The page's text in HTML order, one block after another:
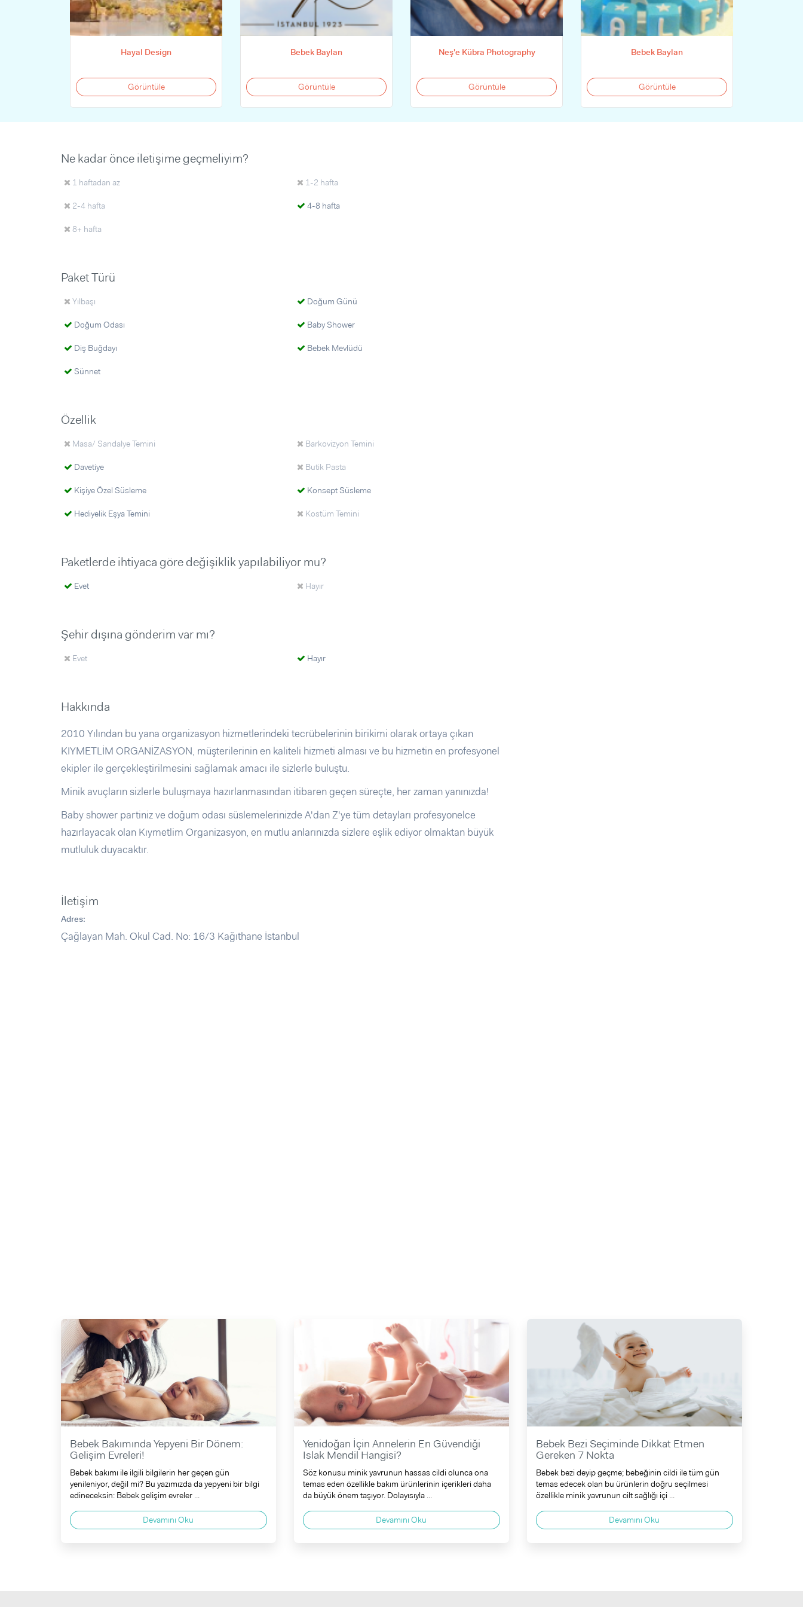
Hayal Design
Görüntüle
Bebek Baylan
Görüntüle
Neş'e Kübra Photography
Görüntüle
Bebek Baylan
Görüntüle
Ne kadar önce iletişime geçmeliyim?
1 haftadan az 1-2 hafta
2-4 hafta 4-8 hafta
8+ hafta
Paket Türü
Yılbaşı Doğum Günü
Doğum Odası Baby Shower
Diş Buğdayı Bebek Mevlüdü
Sünnet
Özellik
Masa/ Sandalye Temini Barkovizyon Temini
Davetiye Butik Pasta
Kişiye Özel Süsleme Konsept Süsleme
Hediyelik Eşya Temini Kostüm Temini
Paketlerde ihtiyaca göre değişiklik yapılabiliyor mu?
Evet Hayır
Şehir dışına gönderim var mı?
Evet Hayır
Hakkında
2010 Yılından bu yana organizasyon hizmetlerindeki tecrübelerinin birikimi olarak ortaya çıkan
KIYMETLİM ORGANİZASYON, müşterilerinin en kaliteli hizmeti alması ve bu hizmetin en profesyonel
ekipler ile gerçekleştirilmesini sağlamak amacı ile sizlerle buluştu.
Minik avuçların sizlerle buluşmaya hazırlanmasından itibaren geçen süreçte, her zaman yanınızda!
Baby shower partiniz ve doğum odası süslemelerinizde A'dan Z'ye tüm detayları profesyonelce
hazırlayacak olan Kıymetlim Organizasyon, en mutlu anlarınızda sizlere eşlik ediyor olmaktan büyük
mutluluk duyacaktır.
İletişim
Adres:
Çağlayan Mah. Okul Cad. No: 16/3 Kağıthane İstanbul
Bebek Bakımında Yepyeni Bir Dönem:
Gelişim Evreleri!
Bebek bakımı ile ilgili bilgilerin her geçen gün
yenileniyor, değil mi? Bu yazımızda da yepyeni bir bilgi
edineceksin: Bebek gelişim evreler ...
Devamını Oku
Yenidoğan İçin Annelerin En Güvendiği
Islak Mendil Hangisi?
Söz konusu minik yavrunun hassas cildi olunca ona
temas eden özellikle bakım ürünlerinin içerikleri daha
da büyük önem taşıyor. Dolayısıyla ...
Devamını Oku
Bebek Bezi Seçiminde Dikkat Etmen
Gereken 7 Nokta
Bebek bezi deyip geçme; bebeğinin cildi ile tüm gün
temas edecek olan bu ürünlerin doğru seçilmesi
özellikle minik yavrunun cilt sağlığı içi ...
Devamını Oku